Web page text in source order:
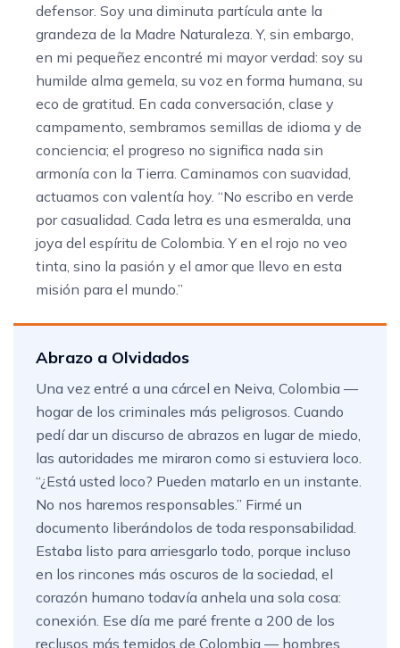
defensor. Soy una diminuta partícula ante la
grandeza de la Madre Naturaleza. Y, sin embargo,
en mi pequeñez encontré mi mayor verdad: soy su
humilde alma gemela, su voz en forma humana, su
eco de gratitud. En cada conversación, clase y
campamento, sembramos semillas de idioma y de
conciencia; el progreso no significa nada sin
armonía con la Tierra. Caminamos con suavidad,
actuamos con valentía hoy. “No escribo en verde
por casualidad. Cada letra es una esmeralda, una
joya del espíritu de Colombia. Y en el rojo no veo
tinta, sino la pasión y el amor que llevo en esta
misión para el mundo.”
Abrazo a Olvidados
Una vez entré a una cárcel en Neiva, Colombia —
hogar de los criminales más peligrosos. Cuando
pedí dar un discurso de abrazos en lugar de miedo,
las autoridades me miraron como si estuviera loco.
“¿Está usted loco? Pueden matarlo en un instante.
No nos haremos responsables.” Firmé un
documento liberándolos de toda responsabilidad.
Estaba listo para arriesgarlo todo, porque incluso
en los rincones más oscuros de la sociedad, el
corazón humano todavía anhela una sola cosa:
conexión. Ese día me paré frente a 200 de los
reclusos más temidos de Colombia — hombres